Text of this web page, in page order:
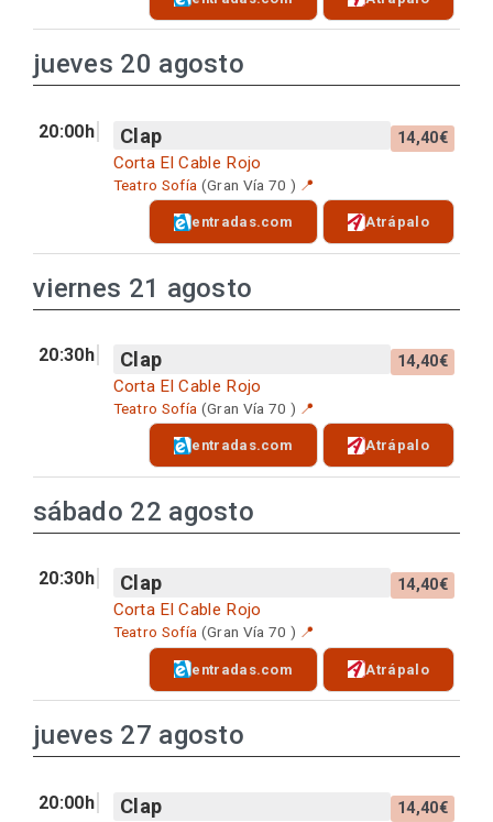
jueves 20 agosto
20:00h Clap 14,40€
Corta El Cable Rojo
Teatro Sofía (Gran Vía 70 ) 📍
entradas.com Atrápalo
viernes 21 agosto
20:30h Clap 14,40€
Corta El Cable Rojo
Teatro Sofía (Gran Vía 70 ) 📍
entradas.com Atrápalo
sábado 22 agosto
20:30h Clap 14,40€
Corta El Cable Rojo
Teatro Sofía (Gran Vía 70 ) 📍
entradas.com Atrápalo
jueves 27 agosto
20:00h Clap 14,40€